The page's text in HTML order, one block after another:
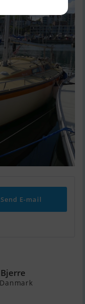
Send E-mail